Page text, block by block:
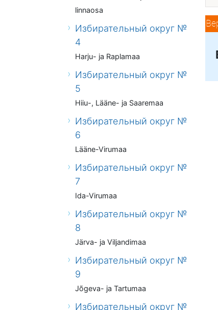
linnaosa
Избирательный округ №
4
Harju- ja Raplamaa
Избирательный округ №
5
Hiiu-, Lääne- ja Saaremaa
Избирательный округ №
6
Lääne-Virumaa
Избирательный округ №
7
Ida-Virumaa
Избирательный округ №
8
Järva- ja Viljandimaa
Избирательный округ №
9
Jõgeva- ja Tartumaa
Избирательный округ №